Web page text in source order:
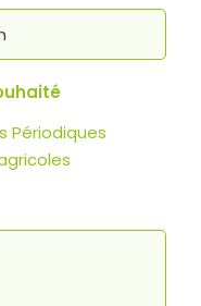
Périodiques